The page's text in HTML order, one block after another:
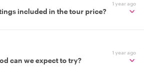
1 year ago
included in the tour price?
1 year ago
can we expect to try?